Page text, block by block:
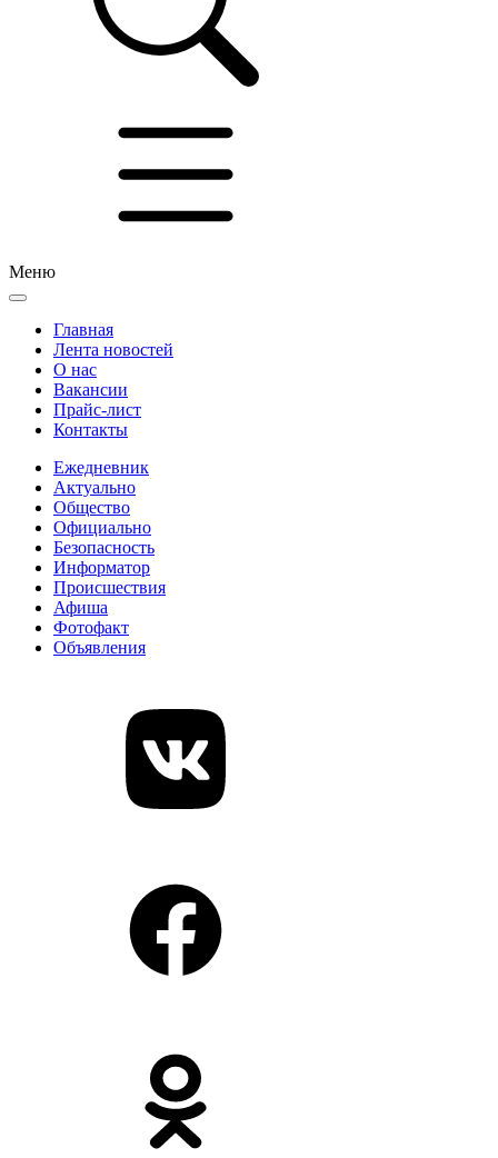
Меню
Главная
Лента новостей
О нас
Вакансии
Прайс-лист
Контакты
Ежедневник
Актуально
Общество
Официально
Безопасность
Информатор
Происшествия
Афиша
Фотофакт
Объявления